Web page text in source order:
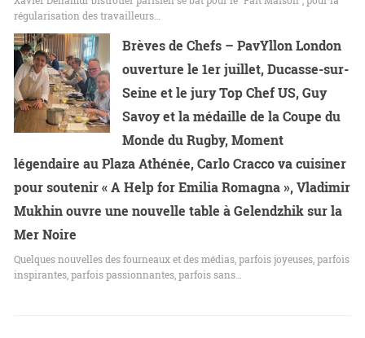
régularisation des travailleurs…
Brèves de Chefs – PavYllon London
ouverture le 1er juillet, Ducasse-sur-
Seine et le jury Top Chef US, Guy
Savoy et la médaille de la Coupe du
Monde du Rugby, Moment
légendaire au Plaza Athénée, Carlo Cracco va cuisiner
pour soutenir « A Help for Emilia Romagna », Vladimir
Mukhin ouvre une nouvelle table à Gelendzhik sur la
Mer Noire
Quelques nouvelles des fourneaux et des médias, parfois joyeuses, parfois
inspirantes, parfois passionnantes, parfois sans…